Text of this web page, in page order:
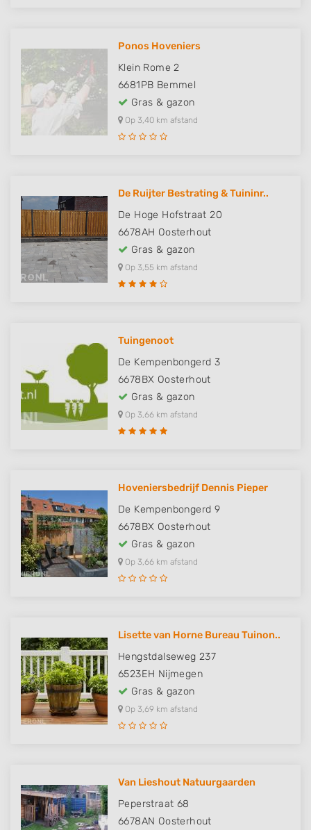
Ponos Hoveniers
Klein Rome 2
6681PB Bemmel
Gras & gazon
Op 3,40 km afstand
De Ruijter Bestrating & Tuininr..
De Hoge Hofstraat 20
6678AH Oosterhout
Gras & gazon
Op 3,55 km afstand
Tuingenoot
De Kempenbongerd 3
6678BX Oosterhout
Gras & gazon
Op 3,66 km afstand
Hoveniersbedrijf Dennis Pieper
De Kempenbongerd 9
6678BX Oosterhout
Gras & gazon
Op 3,66 km afstand
Lisette van Horne Bureau Tuinon..
Hengstdalseweg 237
6523EH Nijmegen
Gras & gazon
Op 3,69 km afstand
Van Lieshout Natuurgaarden
Peperstraat 68
6678AN Oosterhout